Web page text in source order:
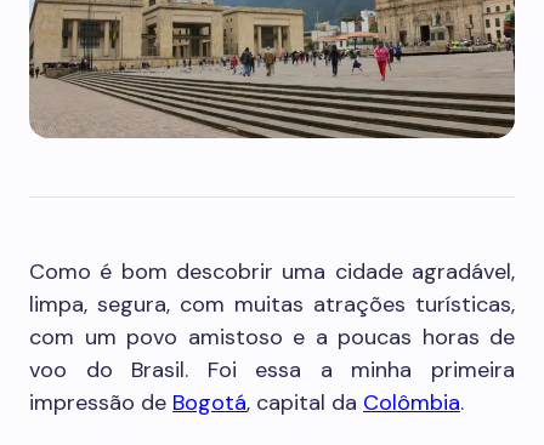
Como é bom descobrir uma cidade agradável,
limpa, segura, com muitas atrações turísticas,
com um povo amistoso e a poucas horas de
voo do Brasil. Foi essa a minha primeira
impressão de Bogotá, capital da Colômbia.